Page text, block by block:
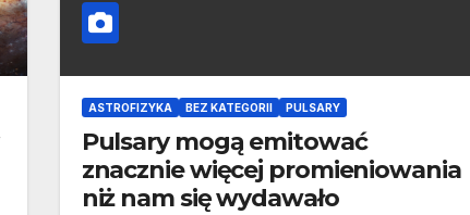
ASTROFIZYKA BEZ KATEGORII PULSARY
Pulsary mogą emitować
znacznie więcej promieniowania
niż nam się wydawało